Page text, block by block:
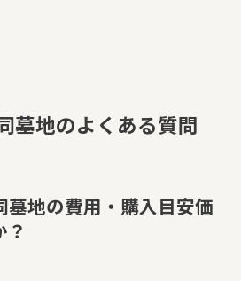
墓地のよくある質問
墓地の費用・購入目安価